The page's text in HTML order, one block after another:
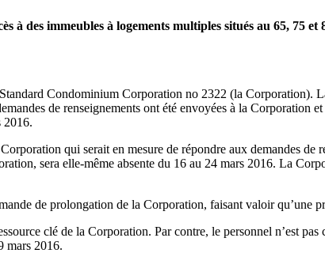
à des immeubles à logements multiples situés au 65, 75
Condominium Corporation no 2322 (la Corporation).
de renseignements ont été envoyées à la
2016.
qui serait en mesure de répondre aux demandes de
sera elle-même absente du 16 au 24 mars 2016. La
de prolongation de la Corporation, faisant valoir qu’une
clé de la Corporation. Par contre, le personnel n’est
mars 2016.